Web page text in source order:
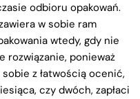
odbioru opakowań.
w sobie ram
wtedy, gdy nie
rozwiązanie, ponieważ
z łatwością ocenić,
czy dwóch, zapłaci